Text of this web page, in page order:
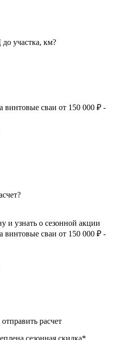
участка, км?
и узнать о сезонной акции
расчет
сезонная скидка*